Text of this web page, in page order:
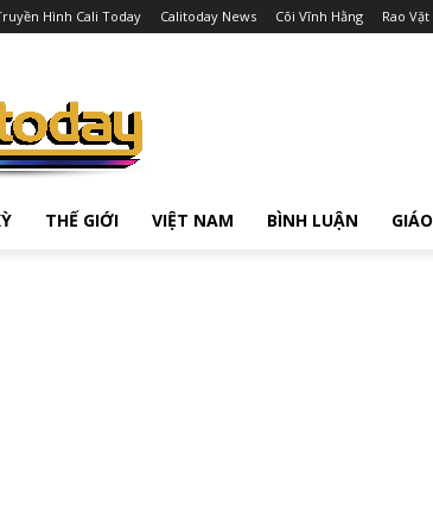
Hình Cali Today Calitoday News Cõi Vĩnh Hằng Rao
THẾ GIỚI VIỆT NAM BÌNH LUẬN